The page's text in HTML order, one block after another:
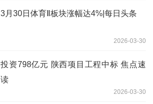
3月30日体育Ⅱ板块涨幅达4%|每日头条
2026-03-30
投资798亿元 陕西项目工程中标 焦点速
读
2026-03-30